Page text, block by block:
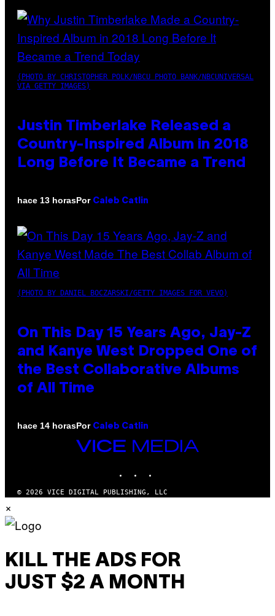
(PHOTO BY CHRISTOPHER POLK/NBCU PHOTO BANK/NBCUNIVERSAL
VIA GETTY IMAGES)
Justin Timberlake Released a
Country-Inspired Album in 2018
Long Before It Became a Trend
hace 13 horasPor Caleb Catlin
(PHOTO BY DANIEL BOCZARSKI/GETTY IMAGES FOR VEVO)
On This Day 15 Years Ago, Jay-Z
and Kanye West Dropped One of
the Best Collaborative Albums
of All Time
hace 14 horasPor Caleb Catlin
VICE
MEDIA
© 2026 VICE DIGITAL PUBLISHING, LLC
×
KILL THE ADS FOR
JUST $2 A MONTH